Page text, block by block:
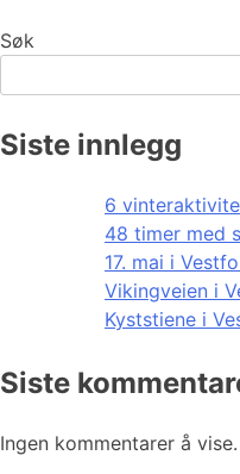
Søk
Siste innlegg
6
48 timer med
17. mai i
Vikingveien i
Kyststiene i
Siste
Ingen kommentarer å vise.